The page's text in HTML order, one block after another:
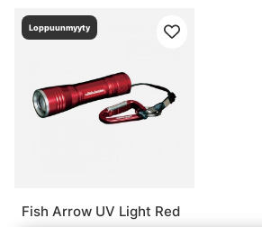
Loppuunmyyty
Fish Arrow UV Light Red